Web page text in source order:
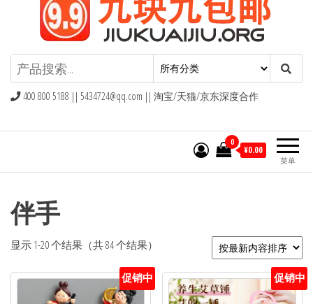
九块九包邮,9块9包邮,9.9元包邮,九
块九官网
400 800 5188 || 5434724@qq.com || 淘宝/天猫/京东深度合作
菜单
0
¥0.00
伴手
显示 1-20 个结果（共 84 个结果）
促销中 促销中